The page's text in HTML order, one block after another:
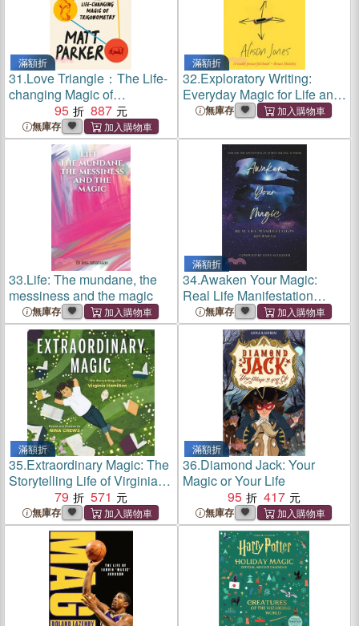
滿額折
31.Love Triangle：The Life-
changing Magic of
Trigonometry
95 887
無庫存
滿額折
32.Exploratory Writing:
Everyday Magic for Life and
Work無庫存
33.Life: The mundane, the
messiness and the magic
無庫存
滿額折
34.Awaken Your Magic:
Real Life Manifestation
Journeys
無庫存
滿額折
35.Extraordinary Magic: The
Storytelling Life of Virginia
Hamilton79 571
無庫存
滿額折
36.Diamond Jack: Your
Magic or Your Life
95
417
無庫存